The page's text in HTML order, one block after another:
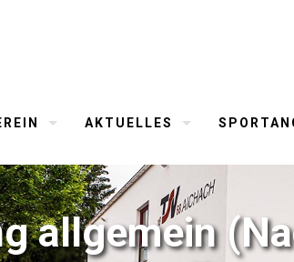
AKTUELLES
allgemein